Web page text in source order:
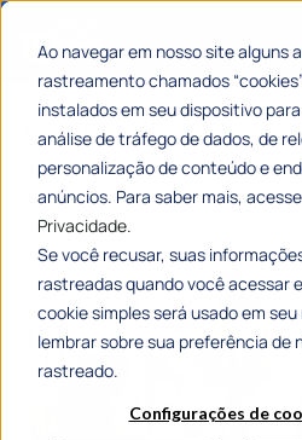
Ao navegar em nosso site alguns
rastreamento chamados
instalados em seu dispositivo
análise de tráfego de dados, de
personalização de conteúdo e
anúncios. Para saber mais,
Privacidade.
Se você recusar, suas
rastreadas quando você acessar
cookie simples será usado em
lembrar sobre sua preferência de
rastreado.
Configurações de
Home »Arquivos para 17 de julho de
Conteúdos sobre
17/07/2023